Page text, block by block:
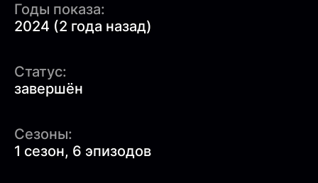
Годы показа:
2024 (2 года назад)
Статус:
завершён
Сезоны:
1 сезон, 6 эпизодов